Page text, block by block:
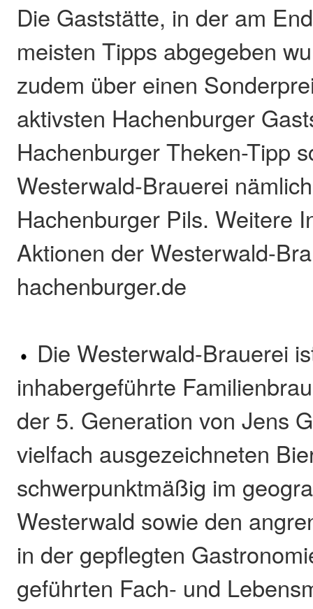
Die Gaststätte, in der am
meisten Tipps abgegeben
zudem über einen
aktivsten Hachenburger
Hachenburger Theken-Tipp
Westerwald-Brauerei
Hachenburger Pils. Weitere
Aktionen der Westerwald-
hachenburger.de
Die Westerwald-Brauerei
inhabergeführte
der 5. Generation von Jens
vielfach ausgezeichneten
schwerpunktmäßig im
Westerwald sowie den
in der gepflegten
geführten Fach- und